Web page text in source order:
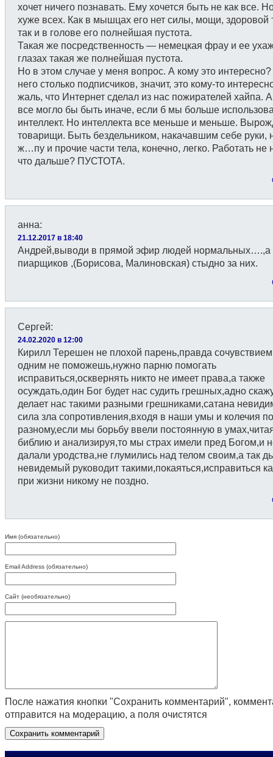
хочет ничего познавать. Ему хочется быть не как все.
хуже всех. Как в мышцах его нет силы, мощи, здоровой
так и в голове его полнейшая пустота.
Такая же посредственность — немецкая фрау и ее
глазах такая же полнейшая пустота.
Но в этом случае у меня вопрос. А кому это интересно?
него столько подписчиков, значит, это кому-то
жаль, что Интернет сделал из нас пожирателей хайпа.
все могло бы быть иначе, если б мы больше
интеллект. Но интеллекта все меньше и меньше.
товарищи. Быть бездельником, накачавшим себе руки,
ж…пу и прочие части тела, конечно, легко. Работать не
что дальше? ПУСТОТА.
анна:
21.12.2017 в 18:40
Андрей,выводи в прямой эфир людей нормальных….,а
пиарщиков ,(Борисова, Малиновская) стыдно за них.
Сергей:
24.02.2020 в 12:00
Кирилл Терешен не плохой парень,правда
одним не поможешь,нужно парню помогать
исправиться,осквернять никто не имеет права,а также
осуждать,один Бог будет нас судить грешных,адно
делает нас такими разными грешниками,сатана
сила зла сопротивления,входя в наши умы и колечия по
разному,если мы борьбу ввели постоянную в
библию и анализируя,то мы страх имели пред Богом,и
далали уродства,не глумились над телом своим,а так
невидемый руководит такими,покаяться,исправиться
при жизни никому не поздно.
Имя (обязательно)
Email Address (обязательно)
Сайт (необязательно)
После нажатия кнопки "Сохранить комментарий",
отправится на модерацию, а поля очистятся